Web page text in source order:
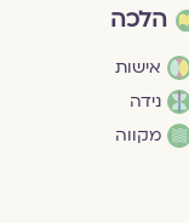
הלכה
אישות
נידה
מקווה